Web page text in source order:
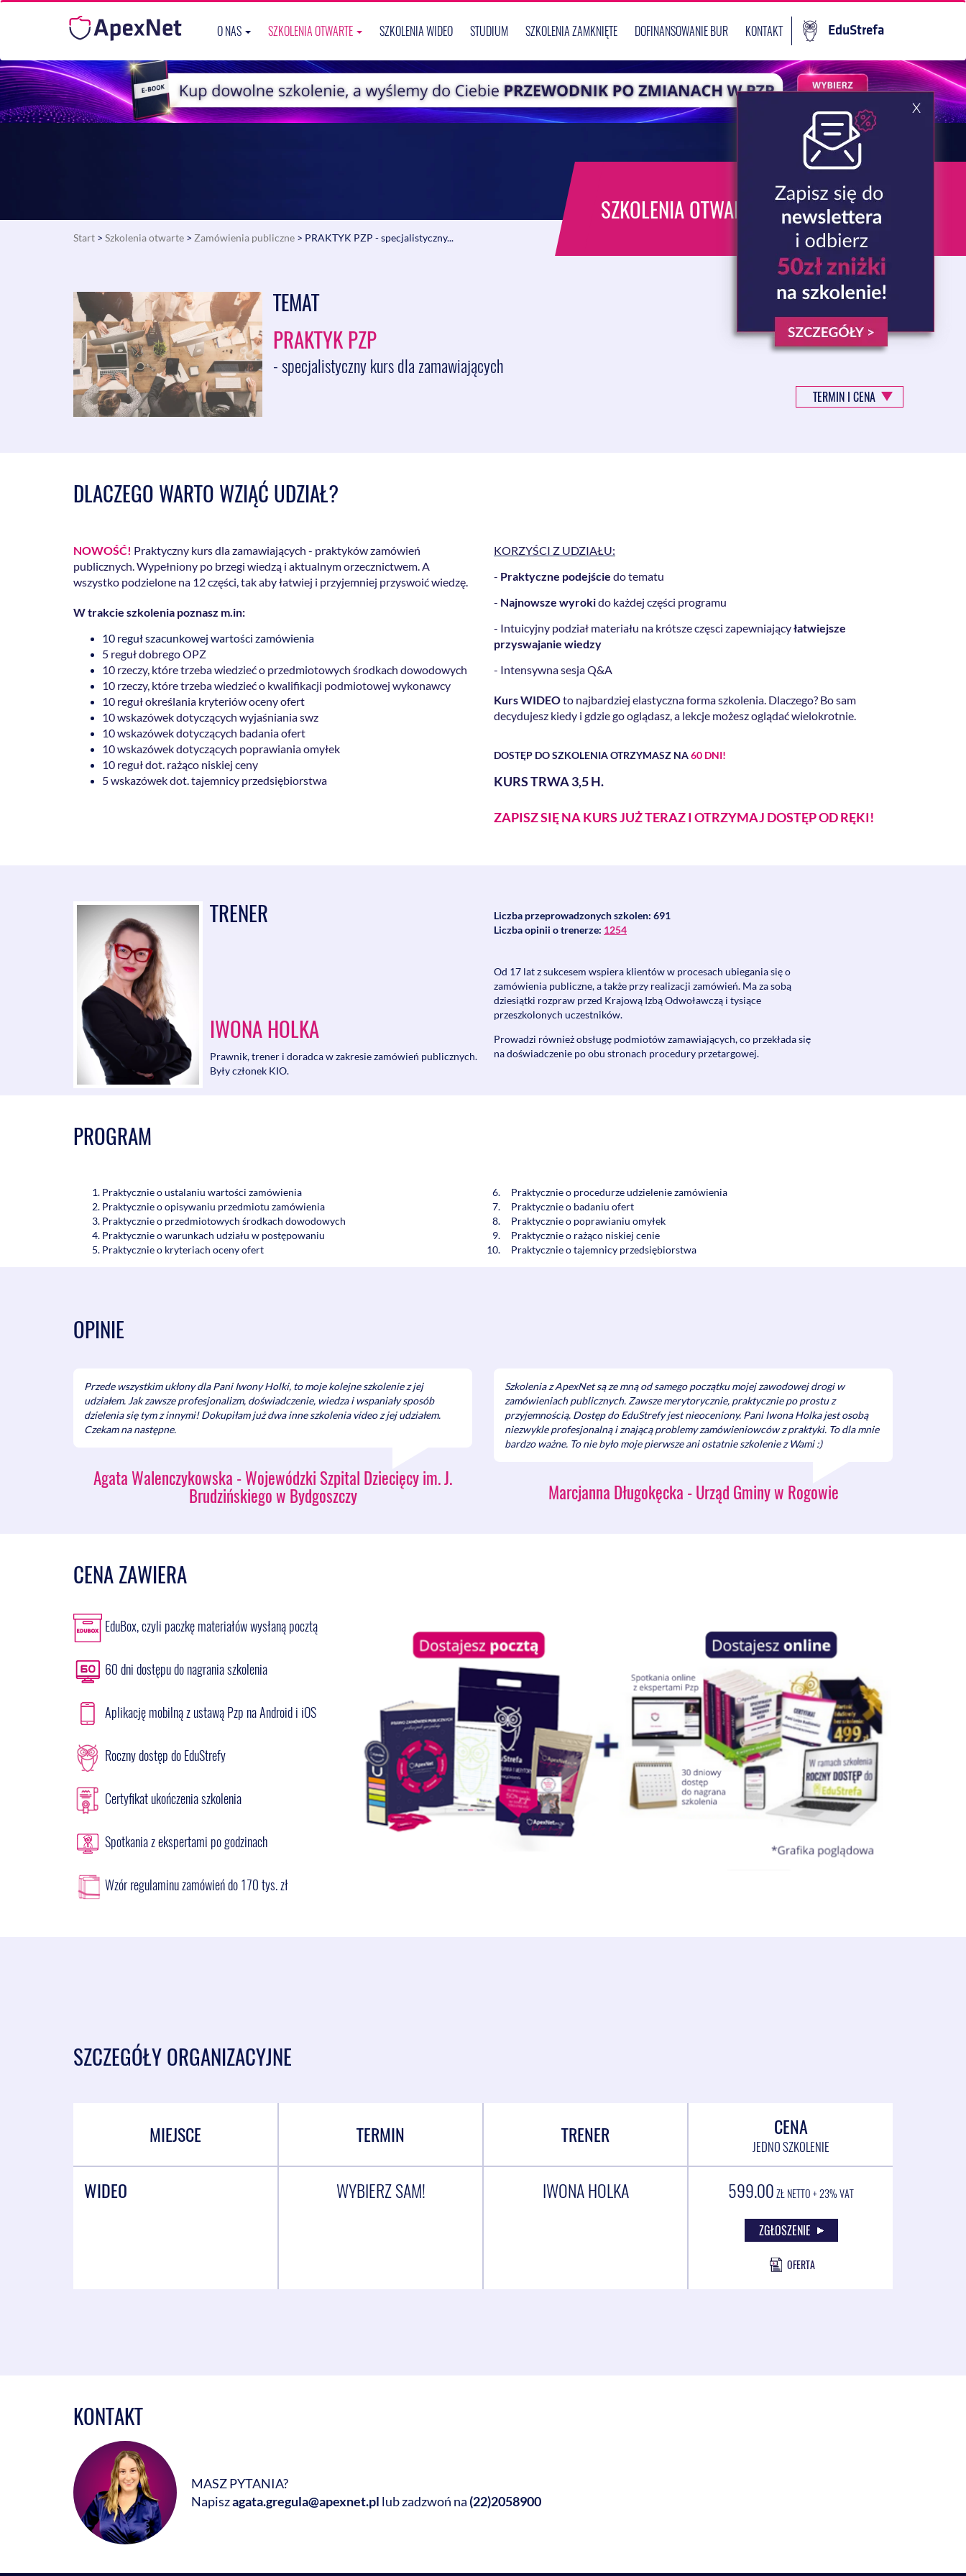
O NAS SZKOLENIA OTWARTE SZKOLENIA WIDEO STUDIUM SZKOLENIA ZAMKNIĘTE DOFINANSOWANIE BUR KONTAKT EduStrefa
Start > Szkolenia otwarte > Zamówienia publiczne > PRAKTYK PZP - specjalistyczny...
SZKOLENIA OTWARTE
TEMAT
PRAKTYK PZP
- specjalistyczny kurs dla zamawiających
TERMIN I CENA
DLACZEGO WARTO WZIĄĆ UDZIAŁ?
NOWOŚĆ! Praktyczny kurs dla zamawiających - praktyków zamówień
publicznych. Wypełniony po brzegi wiedzą i aktualnym orzecznictwem. A
wszystko podzielone na 12 części, tak aby łatwiej i przyjemniej przyswoić wiedzę.
W trakcie szkolenia poznasz m.in:
10 reguł szacunkowej wartości zamówienia
5 reguł dobrego OPZ
10 rzeczy, które trzeba wiedzieć o przedmiotowych środkach dowodowych
10 rzeczy, które trzeba wiedzieć o kwalifikacji podmiotowej wykonawcy
10 reguł określania kryteriów oceny ofert
10 wskazówek dotyczących wyjaśniania swz
10 wskazówek dotyczących badania ofert
10 wskazówek dotyczących poprawiania omyłek
10 reguł dot. rażąco niskiej ceny
5 wskazówek dot. tajemnicy przedsiębiorstwa
KORZYŚCI Z UDZIAŁU:
- Praktyczne podejście do tematu
- Najnowsze wyrokido każdej części programu
- Intuicyjny podział materiału na krótsze częsci zapewniającyłatwiejsze
przyswajanie wiedzy
- Intensywna sesja Q&A
Kurs WIDEOto najbardziej elastyczna forma szkolenia. Dlaczego? Bo sam
decydujesz kiedy i gdzie go oglądasz, a lekcje możesz oglądać wielokrotnie.
DOSTĘP DO SZKOLENIA OTRZYMASZ NA60 DNI!
KURS TRWA 3,5 H.
ZAPISZ SIĘ NA KURS JUŻ TERAZ I OTRZYMAJ DOSTĘP OD RĘKI!
TRENER
IWONA HOLKA
Prawnik, trener i doradca w zakresie zamówień publicznych.
Były członek KIO.
Liczba przeprowadzonych szkolen: 691
Liczba opinii o trenerze: 1254
Od 17 lat z sukcesem wspiera klientów w procesach ubiegania się o
zamówienia publiczne, a także przy realizacji zamówień. Ma za sobą
dziesiątki rozpraw przed Krajową Izbą Odwoławczą i tysiące
przeszkolonych uczestników.
Prowadzi również obsługę podmiotów zamawiających, co przekłada się
na doświadczenie po obu stronach procedury przetargowej.
PROGRAM
Praktycznie o ustalaniu wartości zamówienia
Praktycznie o opisywaniu przedmiotu zamówienia
Praktycznie o przedmiotowych środkach dowodowych
Praktycznie o warunkach udziału w postępowaniu
Praktycznie o kryteriach oceny ofert
Praktycznie o procedurze udzielenie zamówienia
Praktycznie o badaniu ofert
Praktycznie o poprawianiu omyłek
Praktycznie o rażąco niskiej cenie
Praktycznie o tajemnicy przedsiębiorstwa
OPINIE
Przede wszystkim ukłony dla Pani Iwony Holki, to moje kolejne szkolenie z jej
udziałem. Jak zawsze profesjonalizm, doświadczenie, wiedza i wspaniały sposób
dzielenia się tym z innymi! Dokupiłam już dwa inne szkolenia video z jej udziałem.
Czekam na następne.
Agata Walenczykowska - Wojewódzki Szpital Dziecięcy im. J.
Brudzińskiego w Bydgoszczy
Szkolenia z ApexNet są ze mną od samego początku mojej zawodowej drogi w
zamówieniach publicznych. Zawsze merytorycznie, praktycznie po prostu z
przyjemnością. Dostęp do EduStrefy jest nieoceniony. Pani Iwona Holka jest osobą
niezwykle profesjonalną i znającą problemy zamówieniowców z praktyki. To dla mnie
bardzo ważne. To nie było moje pierwsze ani ostatnie szkolenie z Wami :)
Marcjanna Długokęcka - Urząd Gminy w Rogowie
CENA ZAWIERA
EduBox, czyli paczkę materiałów wysłaną pocztą
60 dni dostępu do nagrania szkolenia
Aplikację mobilną z ustawą Pzp na Android i iOS
Roczny dostęp do EduStrefy
Certyfikat ukończenia szkolenia
Spotkania z ekspertami po godzinach
Wzór regulaminu zamówień do 170 tys. zł
SZCZEGÓŁY ORGANIZACYJNE
MIEJSCE TERMIN TRENER CENA
JEDNO SZKOLENIE
WIDEO WYBIERZ SAM! IWONA HOLKA 599.00ZŁ NETTO + 23% VAT
ZGŁOSZENIE
OFERTA
KONTAKT
MASZ PYTANIA?
Napiszagata.gregula@apexnet.pl lub zadzwoń na (22)2058900